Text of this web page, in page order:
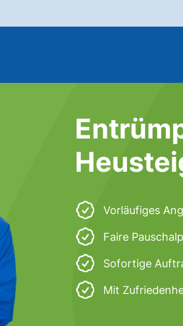
Vorläufiges
Faire
Sofortige
Mit